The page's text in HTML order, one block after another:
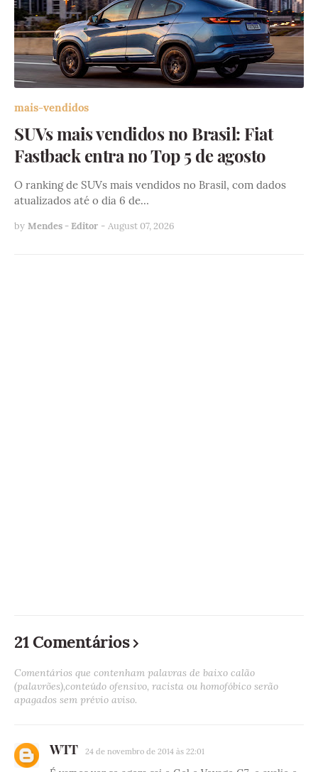
mais-vendidos
SUVs mais vendidos no Brasil: Fiat
Fastback entra no Top 5 de agosto
O ranking de SUVs mais vendidos no Brasil, com dados
atualizados até o dia 6 de…
by Mendes - Editor - August 07, 2026
21 Comentários
Comentários que contenham palavras de baixo calão
(palavrões),conteúdo ofensivo, racista ou homofóbico serão
apagados sem prévio aviso.
WTT 24 de novembro de 2014 às 22:01